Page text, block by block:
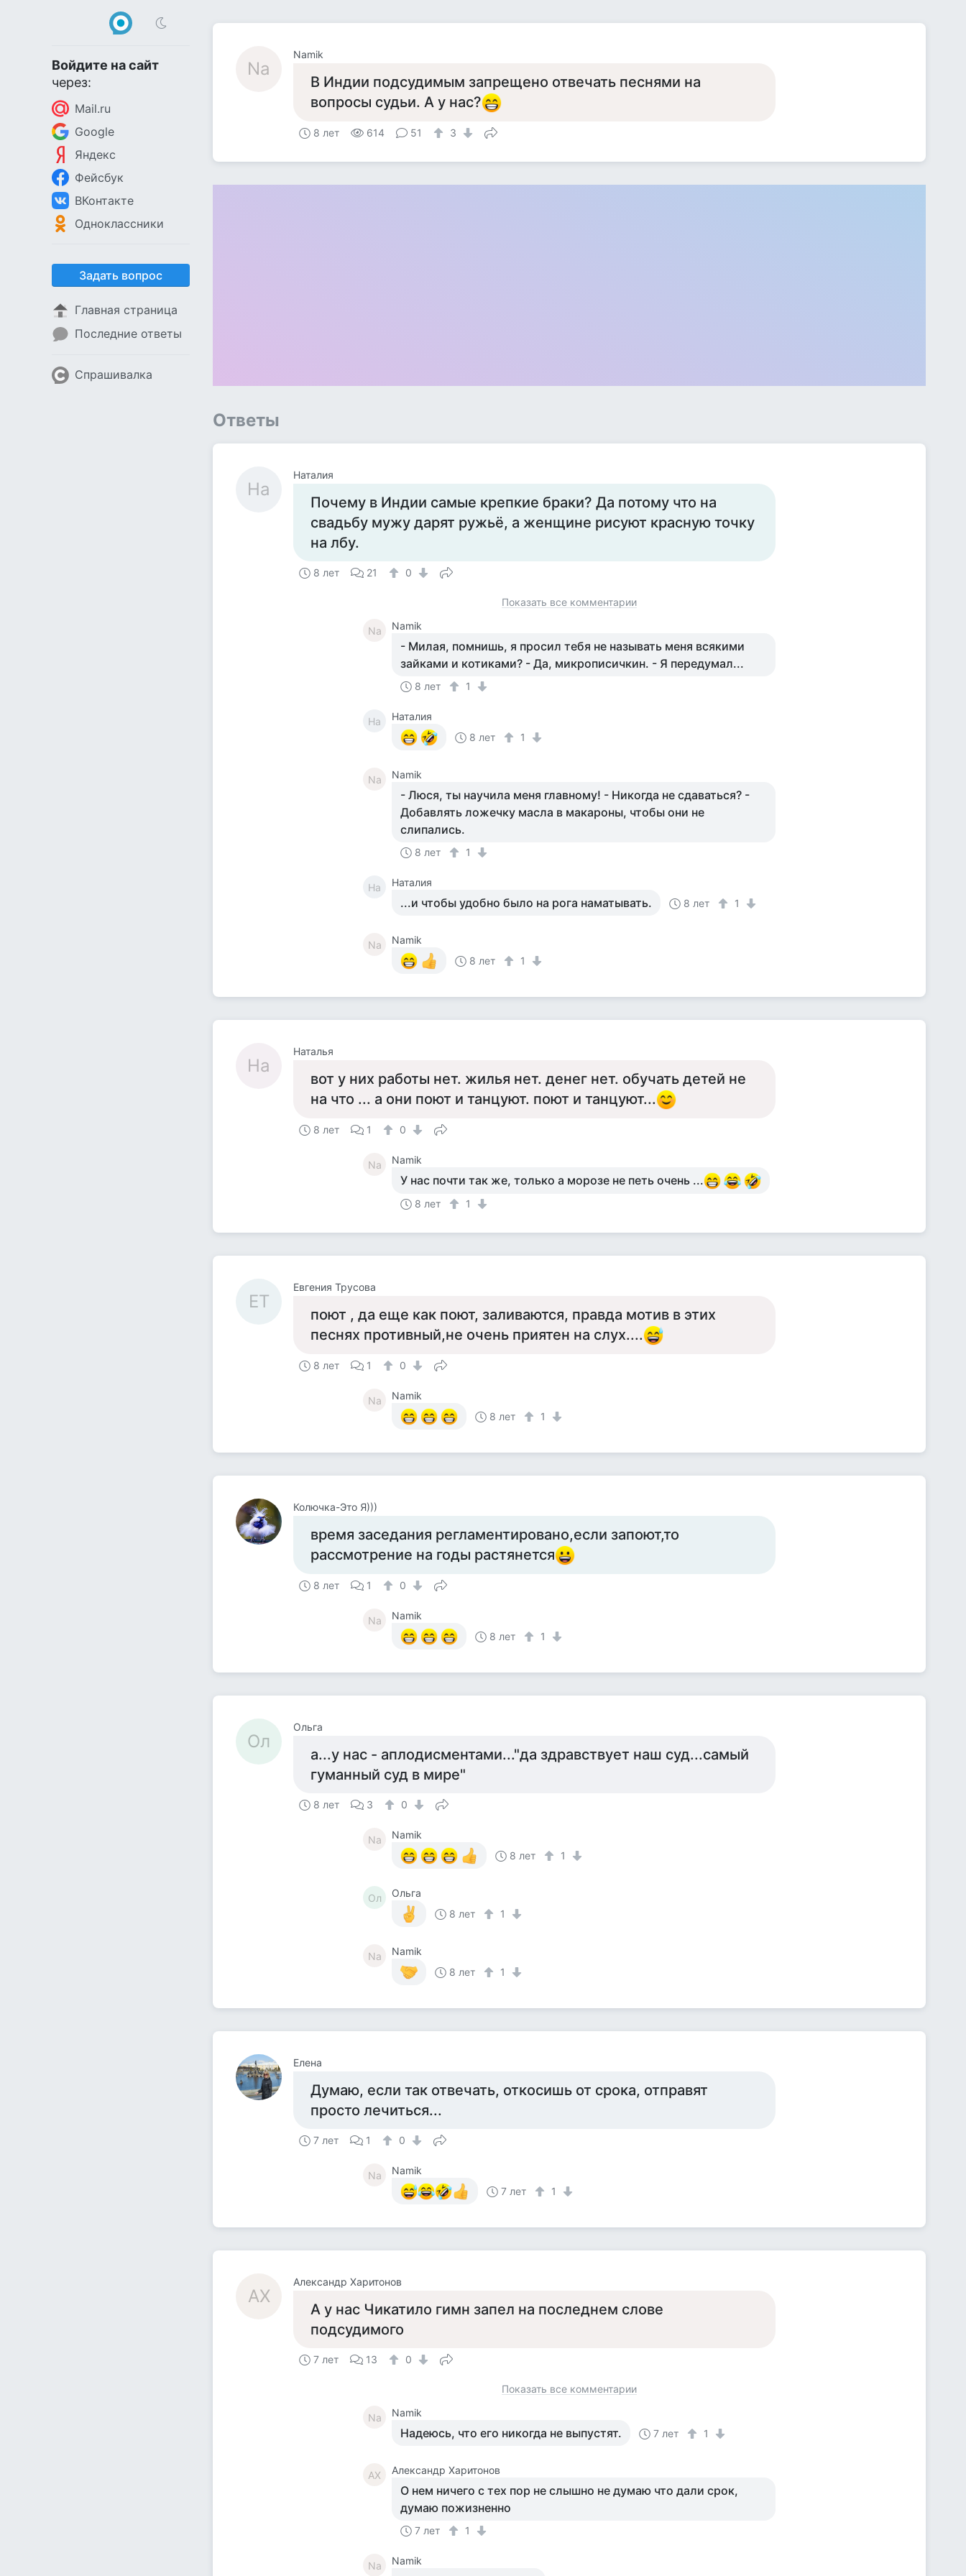
Войдите на сайт
через:
Mail.ru
Google
Яндекс
Фейсбук
ВКонтакте
Одноклассники
Задать вопрос
Главная страница
Последние ответы
Спрашивалка
Na
Namik
В Индии подсудимым запрещено отвечать песнями на
вопросы судьи. А у нас?
8 лет 614 51 3
Ответы
На
Наталия
Почему в Индии самые крепкие браки? Да потому что на
свадьбу мужу дарят ружьё, а женщине рисуют красную точку
на лбу.
8 лет 21 0
Показать все комментарии
Na Namik
- Милая, помнишь, я просил тебя не называть меня всякими
зайками и котиками? - Да, микрописичкин. - Я передумал...
8 лет 1
На
Наталия
8 лет
1
Na Namik
- Люся, ты научила меня главному! - Никогда не сдаваться? -
Добавлять ложечку масла в макароны, чтобы они не
слипались.
8 лет 1
На Наталия
...и чтобы удобно было на рога наматывать. 8 лет 1
Na
Namik
8 лет
1
На
Наталья
вот у них работы нет. жилья нет. денег нет. обучать детей не
на что ... а они поют и танцуют. поют и танцуют...
8 лет 1 0
Na Namik
У нас почти так же, только а морозе не петь очень ...
8 лет 1
ЕТ
Евгения Трусова
поют , да еще как поют, заливаются, правда мотив в этих
песнях противный,не очень приятен на слух....
8 лет 1 0
Na
Namik
8 лет
1
Колючка-Это Я)))
время заседания регламентировано,если запоют,то
рассмотрение на годы растянется
8 лет 1 0
Na
Namik
8 лет
1
Ол
Ольга
а...у нас - аплодисментами..."да здравствует наш суд...самый
гуманный суд в мире"
8 лет 3 0
Na
Namik
8 лет
1
Ол
Ольга
8 лет
1
Na
Namik
8 лет
1
Елена
Думаю, если так отвечать, откосишь от срока, отправят
просто лечиться...
7 лет 1 0
Na
Namik
7 лет
1
АХ
Александр Харитонов
А у нас Чикатило гимн запел на последнем слове
подсудимого
7 лет 13 0
Показать все комментарии
Na Namik
Надеюсь, что его никогда не выпустят. 7 лет 1
АХ Александр Харитонов
О нем ничего с тех пор не слышно не думаю что дали срок,
думаю пожизненно
7 лет 1
Na Namik